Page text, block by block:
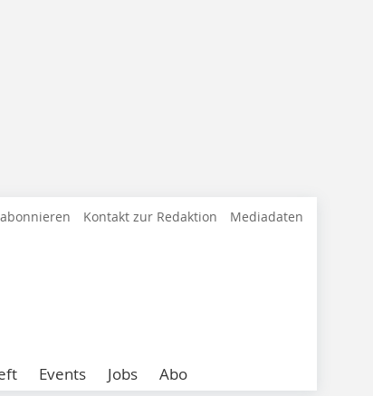
Kontakt zur Redaktion Mediadaten
Events Jobs Abo